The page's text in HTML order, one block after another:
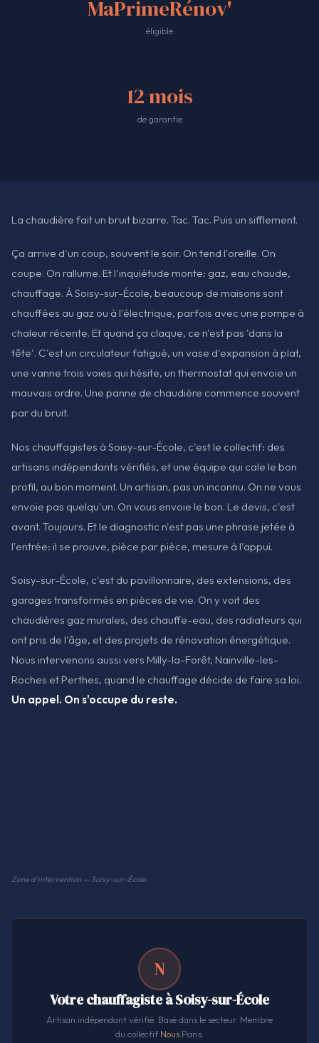
MaPrimeRénov'
éligible
12 mois
de garantie
La chaudière fait un bruit bizarre. Tac. Tac. Puis un sifflement.
Ça arrive d'un coup, souvent le soir. On tend l'oreille. On
coupe. On rallume. Et l'inquiétude monte: gaz, eau chaude,
chauffage. À Soisy-sur-École, beaucoup de maisons sont
chauffées au gaz ou à l'électrique, parfois avec une pompe à
chaleur récente. Et quand ça claque, ce n'est pas 'dans la
tête'. C'est un circulateur fatigué, un vase d'expansion à plat,
une vanne trois voies qui hésite, un thermostat qui envoie un
mauvais ordre. Une panne de chaudière commence souvent
par du bruit.
Nos chauffagistes à Soisy-sur-École, c'est le collectif: des
artisans indépendants vérifiés, et une équipe qui cale le bon
profil, au bon moment. Un artisan, pas un inconnu. On ne vous
envoie pas quelqu'un. On vous envoie le bon. Le devis, c'est
avant. Toujours. Et le diagnostic n'est pas une phrase jetée à
l'entrée: il se prouve, pièce par pièce, mesure à l'appui.
Soisy-sur-École, c'est du pavillonnaire, des extensions, des
garages transformés en pièces de vie. On y voit des
chaudières gaz murales, des chauffe-eau, des radiateurs qui
ont pris de l'âge, et des projets de rénovation énergétique.
Nous intervenons aussi vers Milly-la-Forêt, Nainville-les-
Roches et Perthes, quand le chauffage décide de faire sa loi.
Un appel. On s'occupe du reste.
Zone d'intervention — Soisy-sur-École
N
Votre chauffagiste à Soisy-sur-École
Artisan indépendant vérifié. Basé dans le secteur. Membre
du collectifNous .Paris.